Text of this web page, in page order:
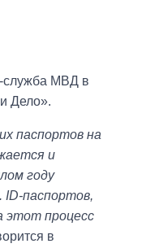
служба МВД в
Дело».
паспортов на
и
году
паспортов,
этот процесс
в